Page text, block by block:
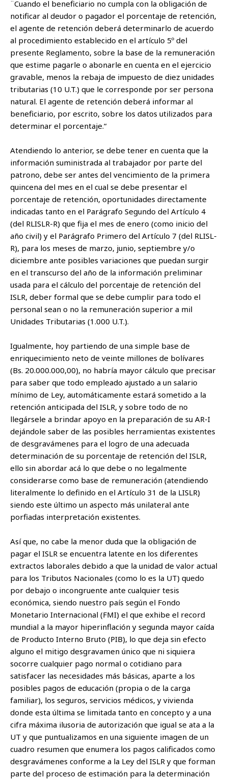
¨Cuando el beneficiario no cumpla con la obligación de
notificar al deudor o pagador el porcentaje de retención,
el agente de retención deberá determinarlo de acuerdo
al procedimiento establecido en el artículo 5º del
presente Reglamento, sobre la base de la remuneración
que estime pagarle o abonarle en cuenta en el ejercicio
gravable, menos la rebaja de impuesto de diez unidades
tributarias (10 U.T.) que le corresponde por ser persona
natural. El agente de retención deberá informar al
beneficiario, por escrito, sobre los datos utilizados para
determinar el porcentaje.“
Atendiendo lo anterior, se debe tener en cuenta que la
información suministrada al trabajador por parte del
patrono, debe ser antes del vencimiento de la primera
quincena del mes en el cual se debe presentar el
porcentaje de retención, oportunidades directamente
indicadas tanto en el Parágrafo Segundo del Artículo 4
(del RLISLR-R) que fija el mes de enero (como inicio del
año civil) y el Parágrafo Primero del Artículo 7 (del RLISL-
R), para los meses de marzo, junio, septiembre y/o
diciembre ante posibles variaciones que puedan surgir
en el transcurso del año de la información preliminar
usada para el cálculo del porcentaje de retención del
ISLR, deber formal que se debe cumplir para todo el
personal sean o no la remuneración superior a mil
Unidades Tributarias (1.000 U.T.).
Igualmente, hoy partiendo de una simple base de
enriquecimiento neto de veinte millones de bolívares
(Bs. 20.000.000,00), no habría mayor cálculo que precisar
para saber que todo empleado ajustado a un salario
mínimo de Ley, automáticamente estará sometido a la
retención anticipada del ISLR, y sobre todo de no
llegársele a brindar apoyo en la preparación de su AR-I
dejándole saber de las posibles herramientas existentes
de desgravámenes para el logro de una adecuada
determinación de su porcentaje de retención del ISLR,
ello sin abordar acá lo que debe o no legalmente
considerarse como base de remuneración (atendiendo
literalmente lo definido en el Artículo 31 de la LISLR)
siendo este último un aspecto más unilateral ante
porfiadas interpretación existentes.
Así que, no cabe la menor duda que la obligación de
pagar el ISLR se encuentra latente en los diferentes
extractos laborales debido a que la unidad de valor actual
para los Tributos Nacionales (como lo es la UT) quedo
por debajo o incongruente ante cualquier tesis
económica, siendo nuestro país según el Fondo
Monetario Internacional (FMI) el que exhibe el record
mundial a la mayor hiperinflación y segunda mayor caída
de Producto Interno Bruto (PIB), lo que deja sin efecto
alguno el mitigo desgravamen único que ni siquiera
socorre cualquier pago normal o cotidiano para
satisfacer las necesidades más básicas, aparte a los
posibles pagos de educación (propia o de la carga
familiar), los seguros, servicios médicos, y vivienda
donde esta última se limitada tanto en concepto y a una
cifra máxima ilusoria de autorización que igual se ata a la
UT y que puntualizamos en una siguiente imagen de un
cuadro resumen que enumera los pagos calificados como
desgravámenes conforme a la Ley del ISLR y que forman
parte del proceso de estimación para la determinación